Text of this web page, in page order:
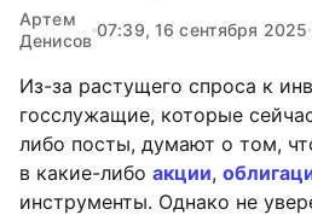
Артем
Денисов
07:39, 16 сентября 2025
Из-за растущего спроса к
госслужащие, которые
либо посты, думают о том,
в какие-либо акции,
инструменты. Однако не